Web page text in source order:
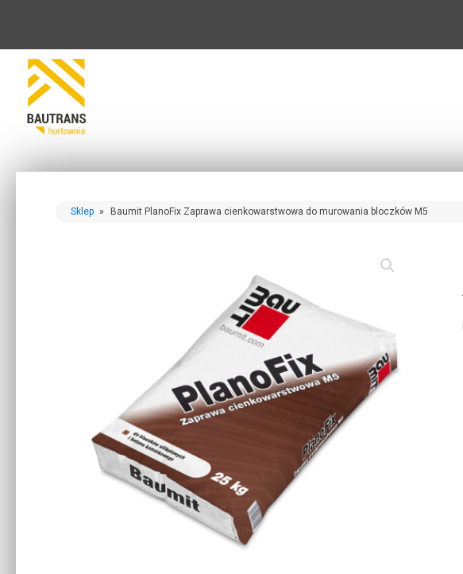
Sklep » Baumit PlanoFix Zaprawa cienkowarstwowa do murowania bloczków M5